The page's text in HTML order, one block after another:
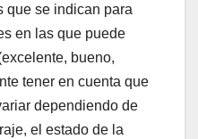
que se indican para
en las que puede
bueno,
tener en cuenta que
dependiendo de
el estado de la